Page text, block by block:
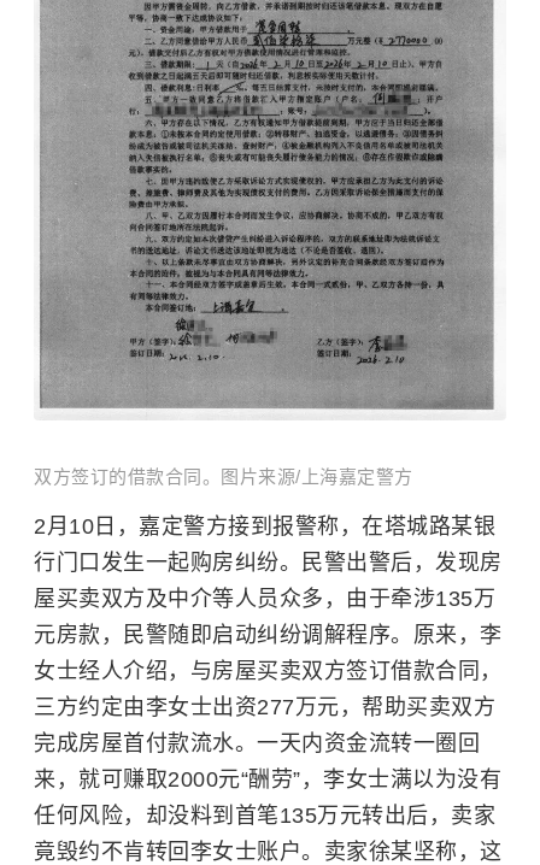
双方签订的借款合同。图片来源/上海嘉定警方
2月10日，嘉定警方接到报警称，在塔城路某银
行门口发生一起购房纠纷。民警出警后，发现房
屋买卖双方及中介等人员众多，由于牵涉135万
元房款，民警随即启动纠纷调解程序。原来，李
女士经人介绍，与房屋买卖双方签订借款合同，
三方约定由李女士出资277万元，帮助买卖双方
完成房屋首付款流水。一天内资金流转一圈回
来，就可赚取2000元“酬劳”，李女士满以为没有
任何风险，却没料到首笔135万元转出后，卖家
竟毁约不肯转回李女士账户。卖家徐某坚称，这